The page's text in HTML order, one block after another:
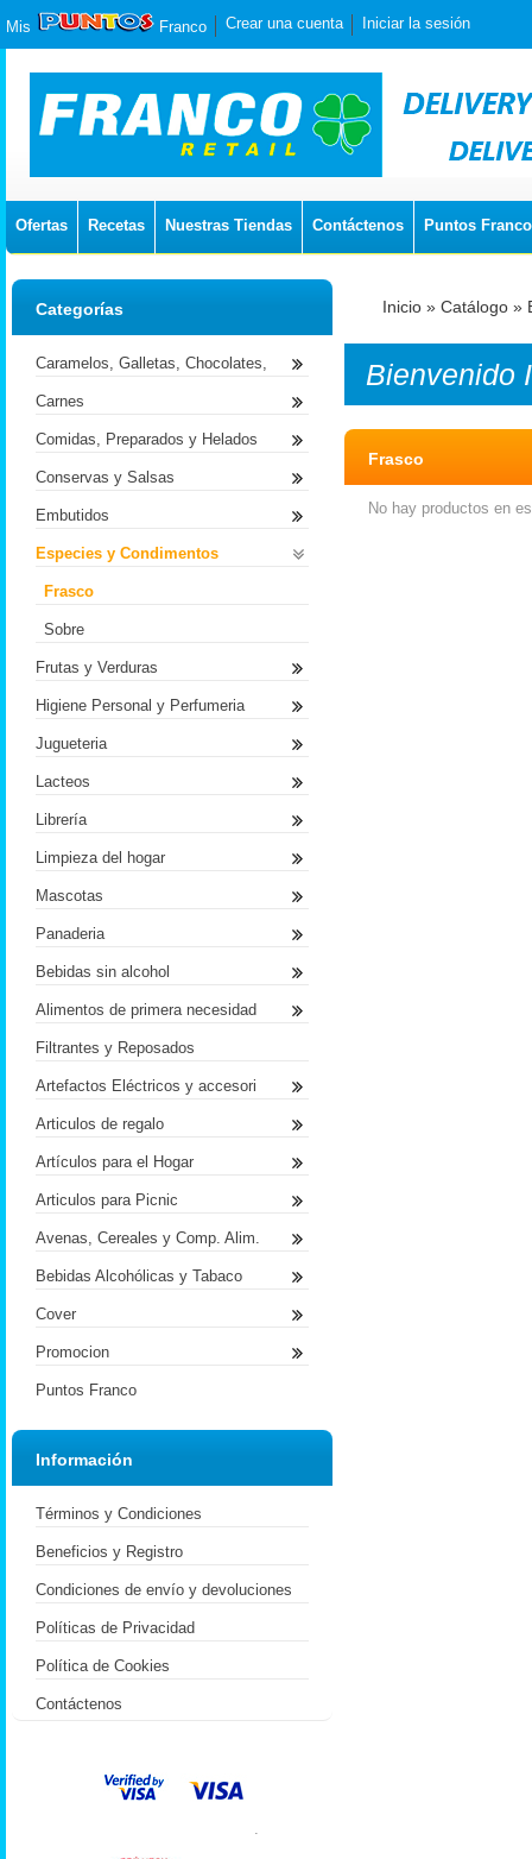
Mis Franco Crear una cuenta Iniciar la sesión
Ofertas Recetas Nuestras Tiendas Contáctenos Puntos Franco
Inicio » Catálogo »
Bienvenido
Frasco
No hay productos en
Categorías
Caramelos, Galletas, Chocolates,
Carnes
Comidas, Preparados y Helados
Conservas y Salsas
Embutidos
Especies y Condimentos
Frasco
Sobre
Frutas y Verduras
Higiene Personal y Perfumeria
Jugueteria
Lacteos
Librería
Limpieza del hogar
Mascotas
Panaderia
Bebidas sin alcohol
Alimentos de primera necesidad
Filtrantes y Reposados
Artefactos Eléctricos y accesori
Articulos de regalo
Artículos para el Hogar
Articulos para Picnic
Avenas, Cereales y Comp. Alim.
Bebidas Alcohólicas y Tabaco
Cover
Promocion
Puntos Franco
Información
Términos y Condiciones
Beneficios y Registro
Condiciones de envío y devoluciones
Políticas de Privacidad
Política de Cookies
Contáctenos
.